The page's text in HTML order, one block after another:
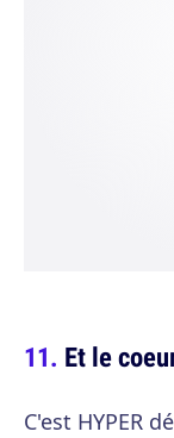
Et le
C'est HYPER